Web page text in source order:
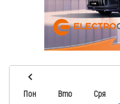
Пон
Вто Сря